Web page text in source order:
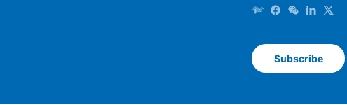
Subscribe